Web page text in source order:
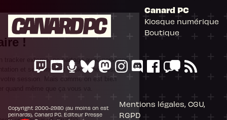
Canard PC
Kiosque numérique
Boutique
Copyright 2000-2980 (au moins on est
peinards), Canard PC. Editeur Presse
Mentions légales, CGU,
RGPD
Il n'y a pas de
Cookie à se faire !
Ce site n'a recours à aucun tracker externe, ne partage avec personne
ses statistiques de fréquentation et se limite aux cookies nécessaires
au bon fonctionnement de votre session. Mais comme on est bien